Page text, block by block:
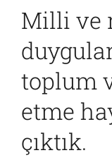
İletişim
Milli ve
toplum
etme
çıktık.